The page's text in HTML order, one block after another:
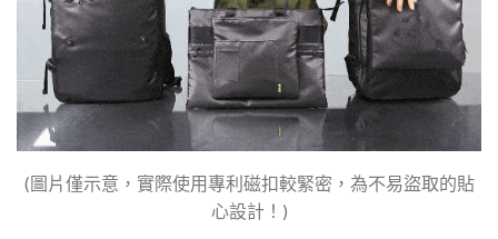
(圖片僅示意，實際使用專利磁扣較緊密，為不易盜取的貼
心設計！)